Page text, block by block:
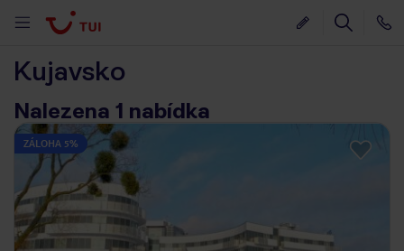
Kujavsko
Nalezena 1 nabídka
ZÁLOHA 5%